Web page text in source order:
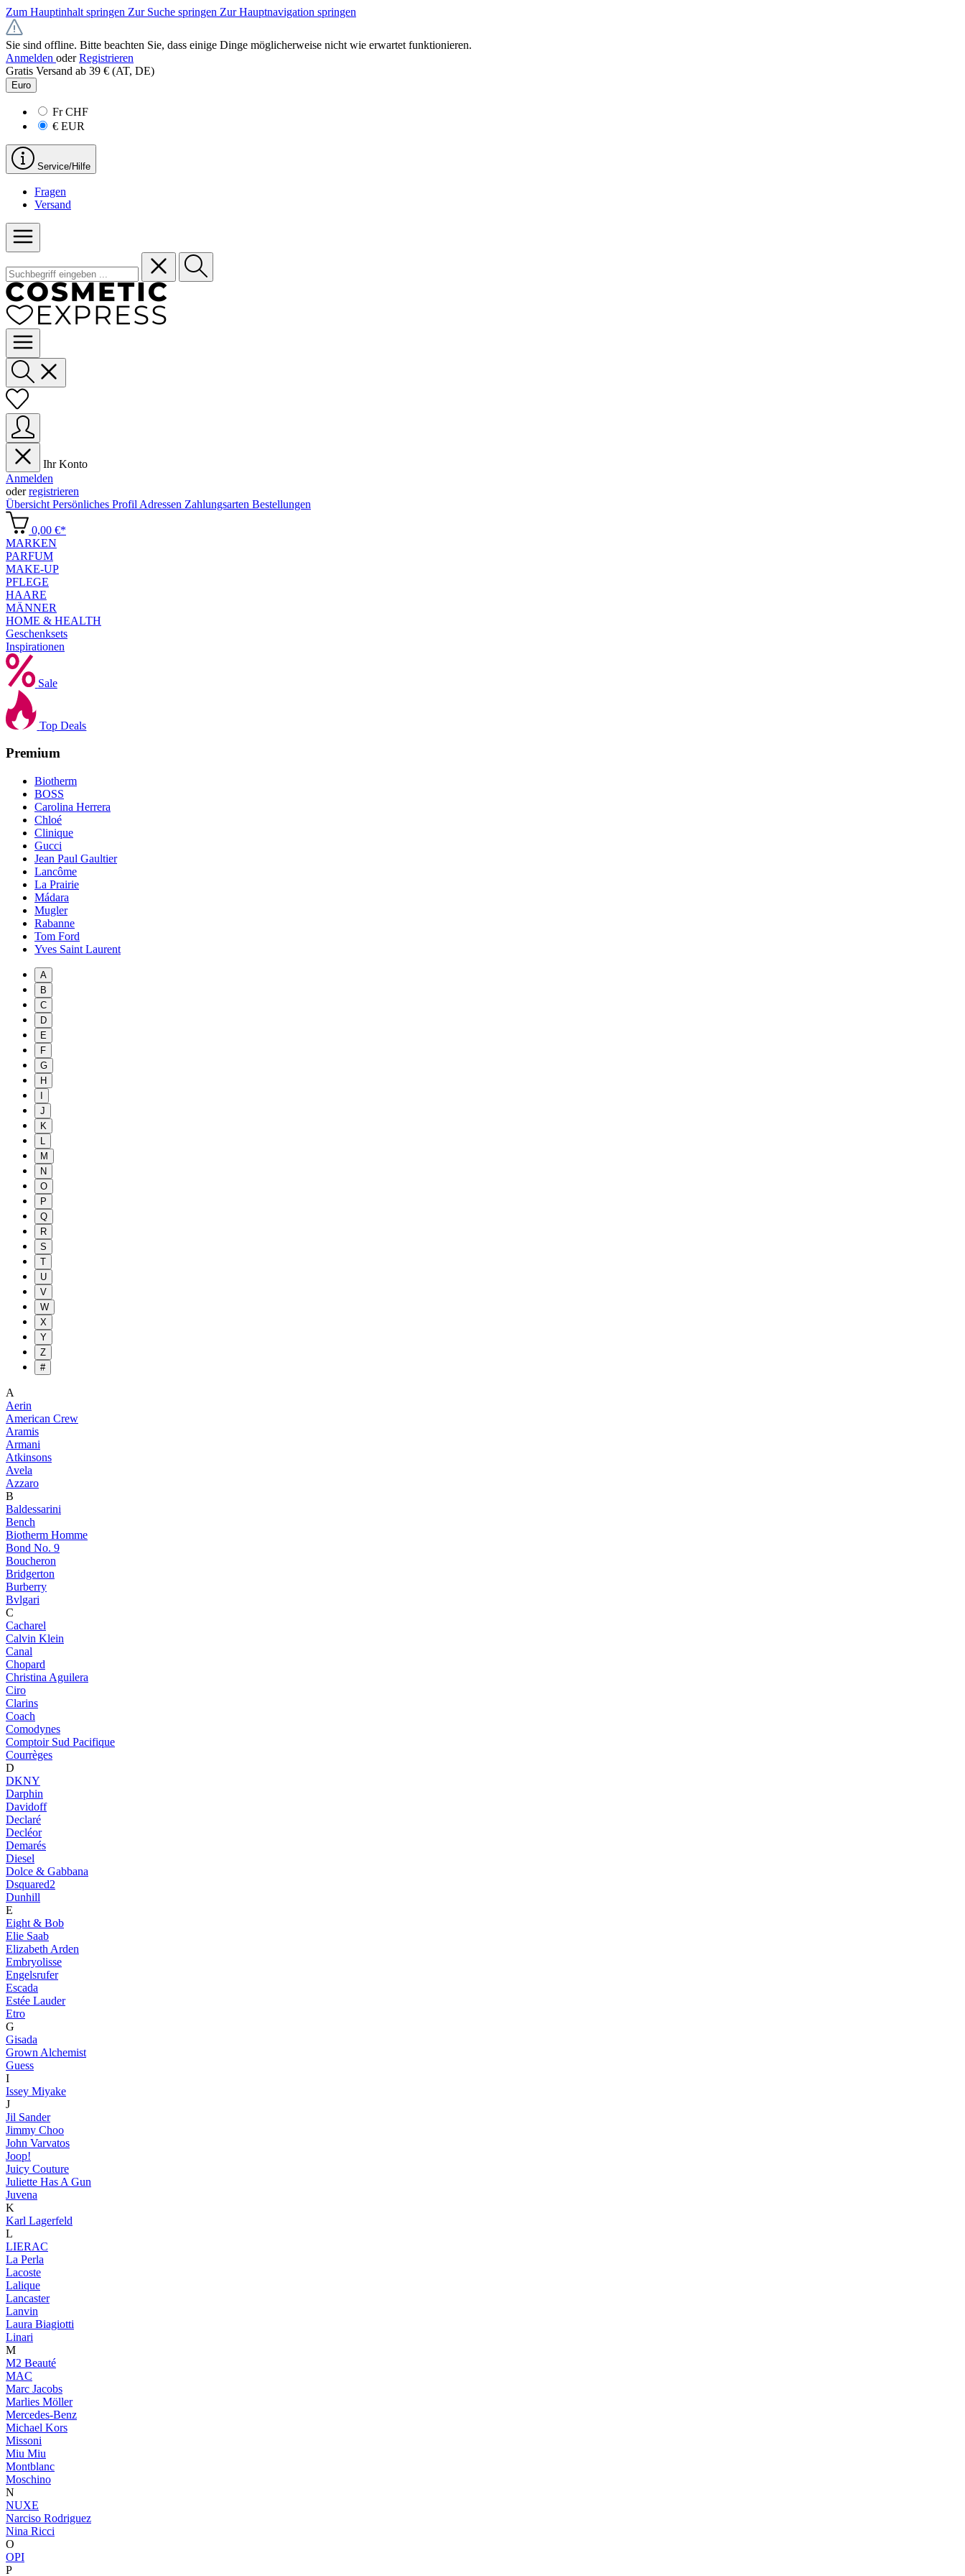
Zum Hauptinhalt springen Zur Suche springen Zur Hauptnavigation springen
Sie sind offline. Bitte beachten Sie, dass einige Dinge möglicherweise nicht wie erwartet funktionieren.
Anmelden oder Registrieren
Gratis Versand ab 39 € (AT, DE)
Euro
FrCHF
€ EUR
Service/Hilfe
Fragen
Versand
Ihr Konto
Anmelden
oderregistrieren
Übersicht Persönliches Profil Adressen Zahlungsarten Bestellungen
0,00 €*
MARKEN
PARFUM
MAKE-UP
PFLEGE
HAARE
MÄNNER
HOME & HEALTH
Geschenksets
Inspirationen
Sale
Top Deals
Premium
Biotherm
BOSS
Carolina Herrera
Chloé
Clinique
Gucci
Jean Paul Gaultier
Lancôme
La Prairie
Mádara
Mugler
Rabanne
Tom Ford
Yves Saint Laurent
A
B
C
D
E
F
G
H
J
K
L
M
N
O
P
Q
R
S
T
U
V
W
X
Y
Z
#
A
Aerin
American Crew
Aramis
Armani
Atkinsons
Avela
Azzaro
B
Baldessarini
Bench
Biotherm Homme
Bond No. 9
Boucheron
Bridgerton
Burberry
Bvlgari
C
Cacharel
Calvin Klein
Canal
Chopard
Christina Aguilera
Ciro
Clarins
Coach
Comodynes
Comptoir Sud Pacifique
Courrèges
D
DKNY
Darphin
Davidoff
Declaré
Decléor
Demarés
Diesel
Dolce & Gabbana
Dsquared2
Dunhill
E
Eight & Bob
Elie Saab
Elizabeth Arden
Embryolisse
Engelsrufer
Escada
Estée Lauder
Etro
G
Gisada
Grown Alchemist
Guess
I
Issey Miyake
J
Jil Sander
Jimmy Choo
John Varvatos
Joop!
Juicy Couture
Juliette Has A Gun
Juvena
K
Karl Lagerfeld
L
LIERAC
La Perla
Lacoste
Lalique
Lancaster
Lanvin
Laura Biagiotti
Linari
M
M2 Beauté
MAC
Marc Jacobs
Marlies Möller
Mercedes-Benz
Michael Kors
Missoni
Miu Miu
Montblanc
Moschino
N
NUXE
Narciso Rodriguez
Nina Ricci
O
OPI
P